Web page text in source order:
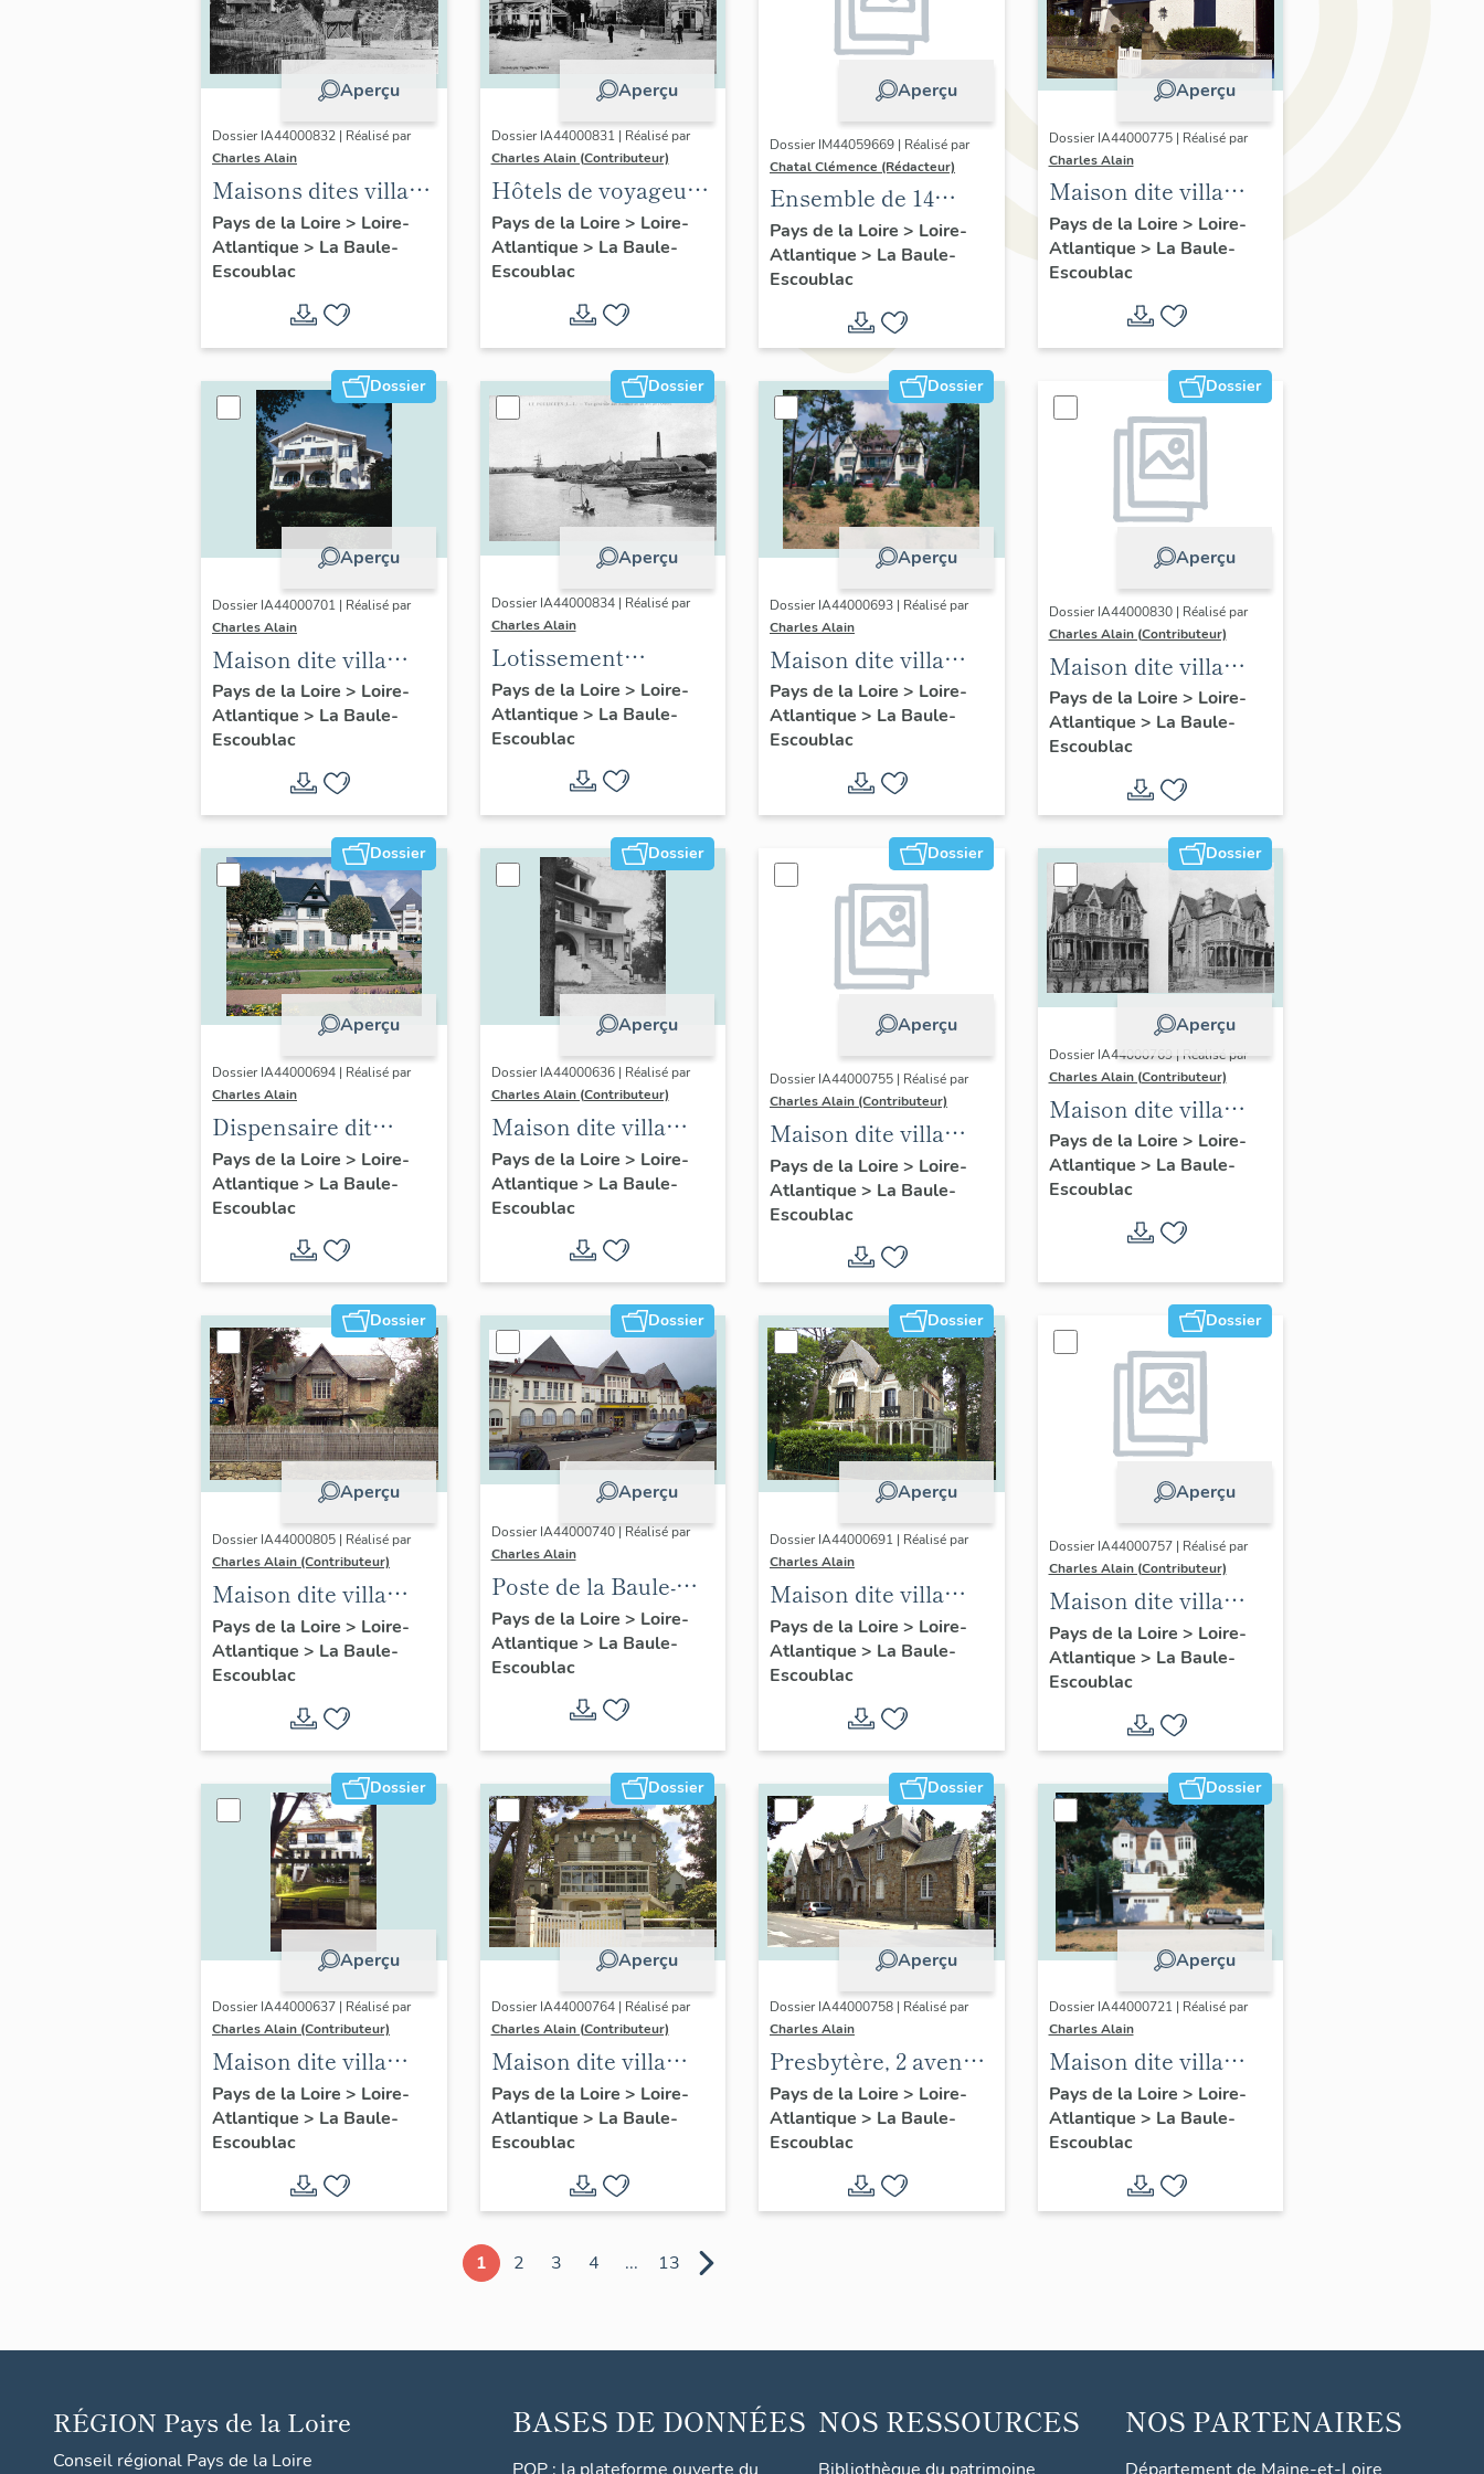
Aperçu
Dossier IA44000832 | Réalisé par
Charles Alain
Maisons dites villas
balnéaires et
immeubles à
logements de la
commune de La
Baule-Escoublac
Pays de la Loire > Loire-
Atlantique > La Baule-
Escoublac
Aperçu
Dossier IA44000831 | Réalisé par
Charles Alain (Contributeur)
Hôtels de voyageurs
de la commune de
La Baule-Escoublac
Pays de la Loire > Loire-
Atlantique > La Baule-
Escoublac
Aperçu
Dossier IM44059669 | Réalisé par
Chatal Clémence (Rédacteur)
Ensemble de 14
tableaux : chemin de
croix, église
paroissiale Notre-
Dame-de-Lourdes de
La Baule
Pays de la Loire > Loire-
Atlantique > La Baule-
Escoublac
Aperçu
Dossier IA44000775 | Réalisé par
Charles Alain
Maison dite villa
balnéaire Clairbois,
37 avenue des
Ondines
Pays de la Loire > Loire-
Atlantique > La Baule-
Escoublac
Dossier
Aperçu
Dossier IA44000701 | Réalisé par
Charles Alain
Maison dite villa
balnéaire Ohentzea,
7 avenue Professeur-
Thiroloix
Pays de la Loire > Loire-
Atlantique > La Baule-
Escoublac
Dossier
Aperçu
Dossier IA44000834 | Réalisé par
Charles Alain
Lotissement
concerté Benoit
Pays de la Loire > Loire-
Atlantique > La Baule-
Escoublac
Dossier
Aperçu
Dossier IA44000693 | Réalisé par
Charles Alain
Maison dite villa
balnéaire Les
Roches Rouges, 3, 5
avenue Balzac
Pays de la Loire > Loire-
Atlantique > La Baule-
Escoublac
Dossier
Aperçu
Dossier IA44000830 | Réalisé par
Charles Alain (Contributeur)
Maison dite villa
balnéaire La
Bretonnière
actuellement
immeuble à
logements, 3 avenue
du Capitaine-
Desforges
Pays de la Loire > Loire-
Atlantique > La Baule-
Escoublac
Dossier
Aperçu
Dossier IA44000694 | Réalisé par
Charles Alain
Dispensaire dit
Fondation la
Pérousse puis
Dispensaire
d'hygiène social, 39
avenue du Maréchal-
Joffre
Pays de la Loire > Loire-
Atlantique > La Baule-
Escoublac
Dossier
Aperçu
Dossier IA44000636 | Réalisé par
Charles Alain (Contributeur)
Maison dite villa
balnéaire Cybèle, 1
avenue Hoëdic
Pays de la Loire > Loire-
Atlantique > La Baule-
Escoublac
Dossier
Aperçu
Dossier IA44000755 | Réalisé par
Charles Alain (Contributeur)
Maison dite villa
balnéaire Rénova, 5
allée des Tamaris
Pays de la Loire > Loire-
Atlantique > La Baule-
Escoublac
Dossier
Aperçu
Dossier IA44000769 | Réalisé par
Charles Alain (Contributeur)
Maison dite villa
balnéaire Grégoria, 3
avenue Cornil
Pays de la Loire > Loire-
Atlantique > La Baule-
Escoublac
Dossier
Aperçu
Dossier IA44000805 | Réalisé par
Charles Alain (Contributeur)
Maison dite villa
balnéaire Nam Ky,
139 avenue du
Maréchal-de-Lattre-
de-Tassigny
Pays de la Loire > Loire-
Atlantique > La Baule-
Escoublac
Dossier
Aperçu
Dossier IA44000740 | Réalisé par
Charles Alain
Poste de la Baule-
Escoublac, place de
la Victoire
Pays de la Loire > Loire-
Atlantique > La Baule-
Escoublac
Dossier
Aperçu
Dossier IA44000691 | Réalisé par
Charles Alain
Maison dite villa
balnéaire Siébel, 12
avenue de la
Concorde
Pays de la Loire > Loire-
Atlantique > La Baule-
Escoublac
Dossier
Aperçu
Dossier IA44000757 | Réalisé par
Charles Alain (Contributeur)
Maison dite villa
balnéaire Ma
Chaumine
actuellement
immeuble à
logements, 9 avenue
du Connétable
Pays de la Loire > Loire-
Atlantique > La Baule-
Escoublac
Dossier
Aperçu
Dossier IA44000637 | Réalisé par
Charles Alain (Contributeur)
Maison dite villa
balnéaire Les
Peupliers, 23 avenue
des Améthystes
Pays de la Loire > Loire-
Atlantique > La Baule-
Escoublac
Dossier
Aperçu
Dossier IA44000764 | Réalisé par
Charles Alain (Contributeur)
Maison dite villa
balnéaire Gazonette
puis Romance, 14
avenue de la
Concorde
Pays de la Loire > Loire-
Atlantique > La Baule-
Escoublac
Dossier
Aperçu
Dossier IA44000758 | Réalisé par
Charles Alain
Presbytère, 2 avenue
des Alcyons
Pays de la Loire > Loire-
Atlantique > La Baule-
Escoublac
Dossier
Aperçu
Dossier IA44000721 | Réalisé par
Charles Alain
Maison dite villa
balnéaire Edgarley
puis Padacord, 21
allée Cavalière
Pays de la Loire > Loire-
Atlantique > La Baule-
Escoublac
1 2 3 4 ... 13
RÉGION Pays de la Loire
Conseil régional Pays de la Loire
BASES DE DONNÉES NOS RESSOURCES NOS PARTENAIRES